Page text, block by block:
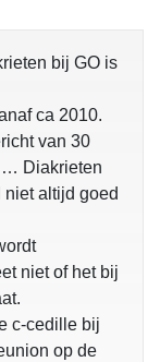
bij GO is
ca 2010.
van 30
… Diakrieten
altijd goed
niet of het bij
c-cedille bij
op de